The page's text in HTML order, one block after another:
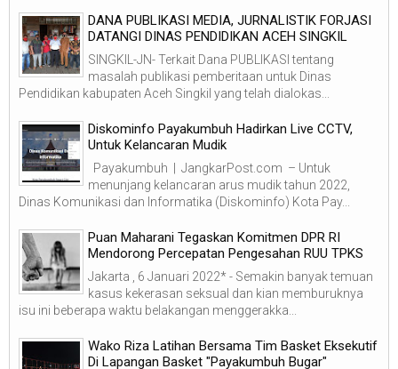
DANA PUBLIKASI MEDIA, JURNALISTIK FORJASI
DATANGI DINAS PENDIDIKAN ACEH SINGKIL
SINGKIL-JN- Terkait Dana PUBLIKASI tentang
masalah publikasi pemberitaan untuk Dinas
Pendidikan kabupaten Aceh Singkil yang telah dialokas...
Diskominfo Payakumbuh Hadirkan Live CCTV,
Untuk Kelancaran Mudik
Payakumbuh | JangkarPost.com – Untuk
menunjang kelancaran arus mudik tahun 2022,
Dinas Komunikasi dan Informatika (Diskominfo) Kota Pay...
Puan Maharani Tegaskan Komitmen DPR RI
Mendorong Percepatan Pengesahan RUU TPKS
Jakarta , 6 Januari 2022* - Semakin banyak temuan
kasus kekerasan seksual dan kian memburuknya
isu ini beberapa waktu belakangan menggerakka...
Wako Riza Latihan Bersama Tim Basket Eksekutif
Di Lapangan Basket "Payakumbuh Bugar"